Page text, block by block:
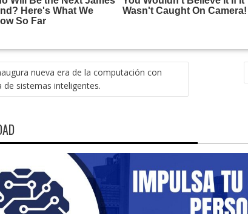
nueva era de la computación con
de sistemas inteligentes.